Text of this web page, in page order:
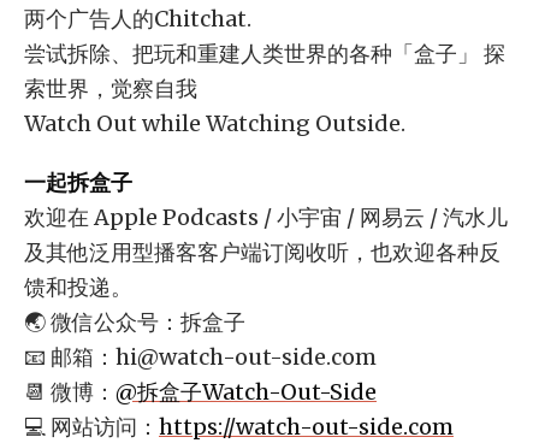
两个广告人的Chitchat.
尝试拆除、把玩和重建人类世界的各种「盒子」 探
索世界，觉察自我
Watch Out while Watching Outside.
一起拆盒子
欢迎在 Apple Podcasts / 小宇宙 / 网易云 / 汽水儿
及其他泛用型播客客户端订阅收听，也欢迎各种反
馈和投递。
🌏 微信公众号：拆盒子
📧 邮箱： hi@watch-out-side.com
📆 微博： @拆盒子Watch-Out-Side
💻 网站访问： https://watch-out-side.com